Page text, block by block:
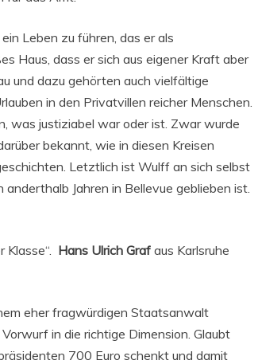
Leben zu führen, das er als
Haus, dass er sich aus eigener Kraft aber
und dazu gehörten auch vielfältige
in den Privatvillen reicher Menschen.
was justiziabel war oder ist. Zwar wurde
bekannt, wie in diesen Kreisen
Letztlich ist Wulff an sich selbst
Jahren in Bellevue geblieben ist.
Hans Ulrich Graf aus Karlsruhe
eher fragwürdigen Staatsanwalt
in die richtige Dimension. Glaubt
700 Euro schenkt und damit